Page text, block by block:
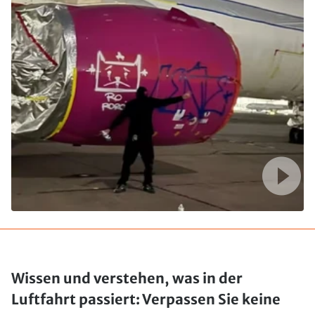
Wissen und verstehen, was in der
Luftfahrt passiert: Verpassen Sie keine